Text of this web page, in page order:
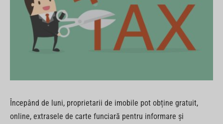
Începând de luni, proprietarii de imobile pot obține gratuit,
online, extrasele de carte funciară pentru informare și